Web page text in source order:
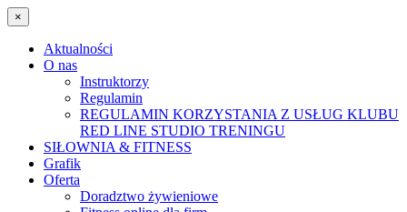
×
Aktualności
O nas
Instruktorzy
Regulamin
REGULAMIN KORZYSTANIA Z USŁUG KLUBU
RED LINE STUDIO TRENINGU
SIŁOWNIA & FITNESS
Grafik
Oferta
Doradztwo żywieniowe